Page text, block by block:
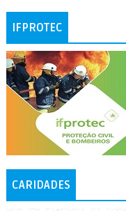
IFPROTEC
CARIDADES